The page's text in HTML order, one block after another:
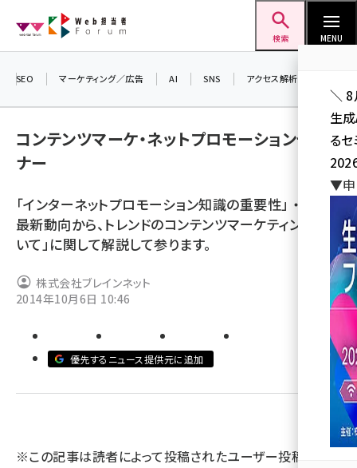
ン
検索 MENU
ai (2814)
youtube (2441)
セミナー (2310)
meo (1277)
SEO マーケティング／広告 AI SNS アクセス解析／データ分析
コンテンツマーケ・ネットプロモーションセミ
ナー
「インターネットプロモーション知識の重要性」 ・「SEO
最新動向から、トレンドのコンテンツマーケティングにつ
いて」に関して解説して参ります。
株式会社ブレインネット
2014年10月6日 10:46
優先するニュース提供元に追加
※この記事は読者によって投稿されたユーザー投稿のた
＼ 8
生
る
▼申